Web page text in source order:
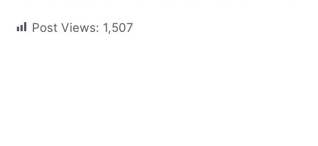
Post Views: 1,507